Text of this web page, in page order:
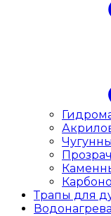
Трапы для